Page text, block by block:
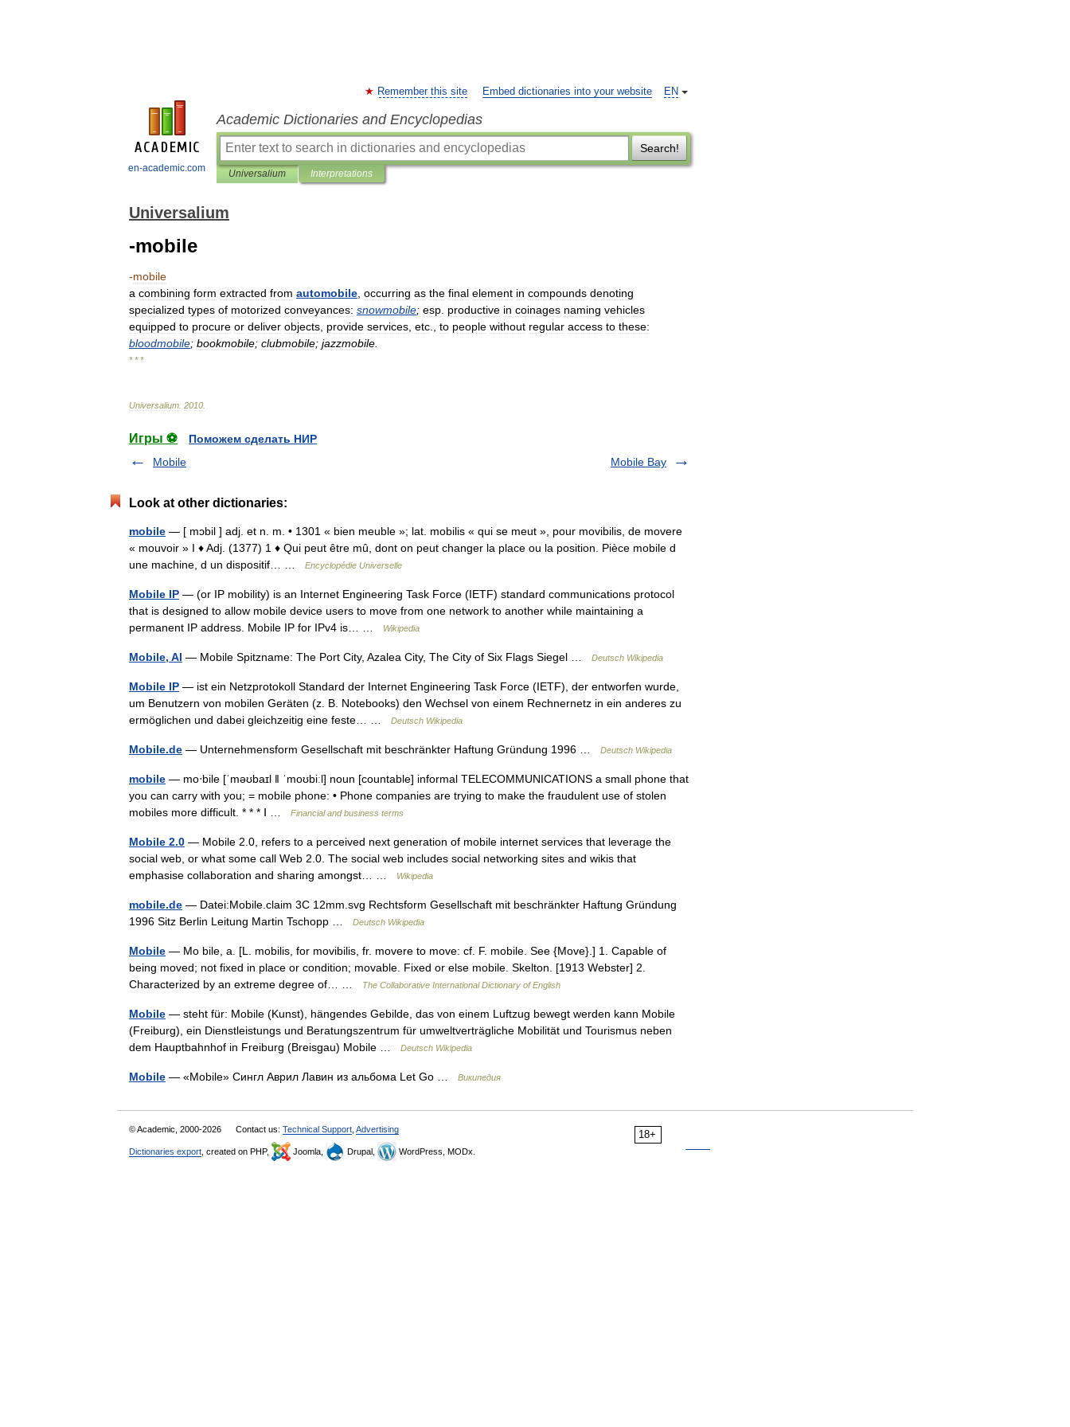
en-academic.com
EN
Remember this site Embed dictionaries into your website
Academic Dictionaries and Encyclopedias
Search!
Universalium Interpretations
Universalium
-mobile
-mobile
a combining form extracted from automobile occurring as the final element in compounds denoting
specialized types of motorized conveyances: snowmobile; esp productive in coinages naming vehicles
equipped to procure or deliver objects provide services etc to people without regular access to these:
bloodmobile; bookmobile; clubmobile; jazzmobile
* * *
Universalium 2010
Игры ⚽
Поможем сделать НИР
Mobile
Mobile Bay
Look at other dictionaries:
mobile — [ mɔbil ] adj. et n. m. • 1301 « bien meuble »; lat. mobilis « qui se meut », pour movibilis, de movere
« mouvoir » I ♦ Adj. (1377) 1 ♦ Qui peut être mû, dont on peut changer la place ou la position. Pièce mobile d
une machine, d un dispositif… …
Encyclopédie Universelle
Mobile IP — (or IP mobility) is an Internet Engineering Task Force (IETF) standard communications protocol
that is designed to allow mobile device users to move from one network to another while maintaining a
permanent IP address. Mobile IP for IPv4 is… …
Wikipedia
Mobile, Al — Mobile Spitzname: The Port City, Azalea City, The City of Six Flags Siegel … Deutsch Wikipedia
Mobile IP — ist ein Netzprotokoll Standard der Internet Engineering Task Force (IETF), der entworfen wurde,
um Benutzern von mobilen Geräten (z. B. Notebooks) den Wechsel von einem Rechnernetz in ein anderes zu
ermöglichen und dabei gleichzeitig eine feste… …
Deutsch Wikipedia
Mobile.de — Unternehmensform Gesellschaft mit beschränkter Haftung Gründung 1996 … Deutsch Wikipedia
mobile — mo‧bile [ˈməʊbaɪl ǁ ˈmoʊbiːl] noun [countable] informal TELECOMMUNICATIONS a small phone that
you can carry with you; = mobile phone: • Phone companies are trying to make the fraudulent use of stolen
mobiles more difficult. * * * Ⅰ …
Financial and business terms
Mobile 2.0 — Mobile 2.0, refers to a perceived next generation of mobile internet services that leverage the
social web, or what some call Web 2.0. The social web includes social networking sites and wikis that
emphasise collaboration and sharing amongst… …
Wikipedia
mobile.de — Datei:Mobile.claim 3C 12mm.svg Rechtsform Gesellschaft mit beschränkter Haftung Gründung
1996 Sitz Berlin Leitung Martin Tschopp …
Deutsch Wikipedia
Mobile — Mo bile, a. [L. mobilis, for movibilis, fr. movere to move: cf. F. mobile. See {Move}.] 1. Capable of
being moved; not fixed in place or condition; movable. Fixed or else mobile. Skelton. [1913 Webster] 2.
Characterized by an extreme degree of… …
The Collaborative International Dictionary of English
Mobile — steht für: Mobile (Kunst), hängendes Gebilde, das von einem Luftzug bewegt werden kann Mobile
(Freiburg), ein Dienstleistungs und Beratungszentrum für umweltverträgliche Mobilität und Tourismus neben
dem Hauptbahnhof in Freiburg (Breisgau) Mobile …
Deutsch Wikipedia
Mobile — «Mobile» Сингл Аврил Лавин из альбома Let Go … Википедия
18+
© Academic, 2000-2026 Contact us: Technical Support Advertising
Dictionaries export , created on PHP, Joomla, Drupal, WordPress, MODx.